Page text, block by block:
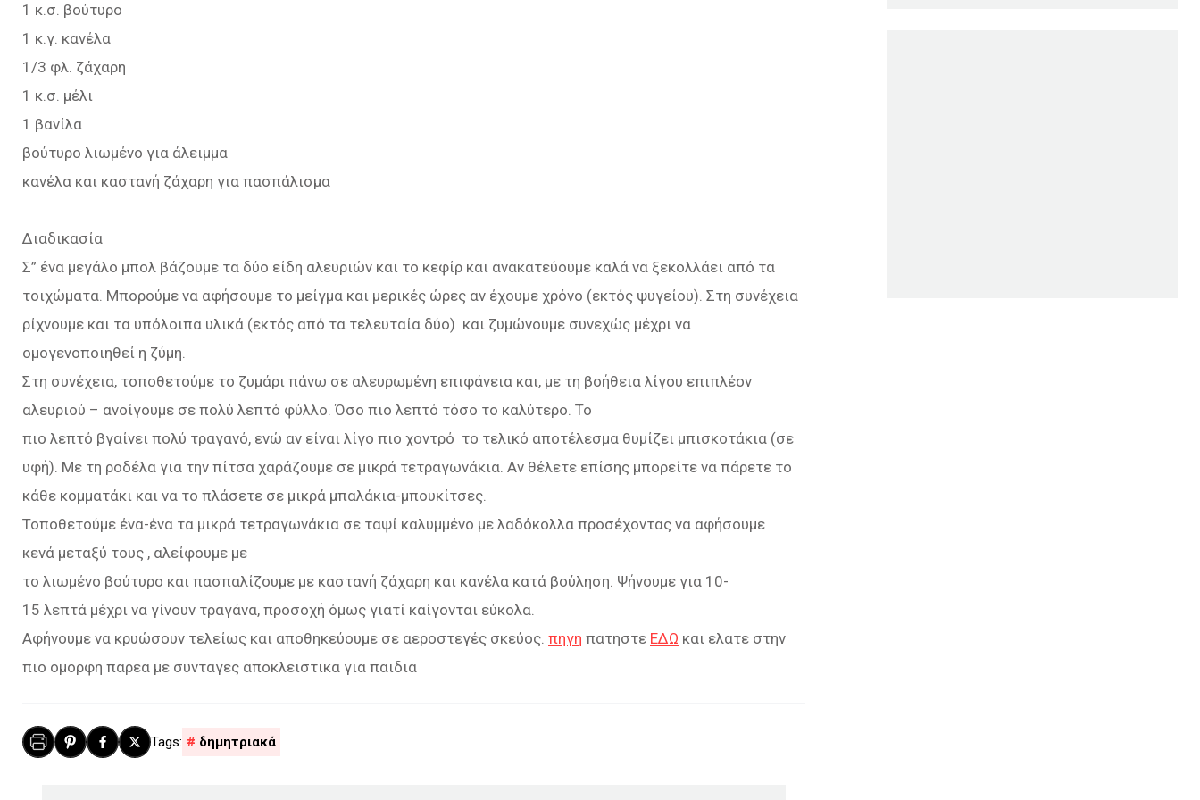
1 κ.σ. βούτυρο
1 κ.γ. κανέλα
1/3 φλ. ζάχαρη
1 κ.σ. μέλι
1 βανίλα
βούτυρο λιωμένο για άλειμμα
κανέλα και καστανή ζάχαρη για πασπάλισμα
Διαδικασία
Σ” ένα μεγάλο μπολ βάζουμε τα δύο είδη αλευριών και το κεφίρ και ανακατεύουμε καλά να ξεκολλάει από τα
τοιχώματα. Μπορούμε να αφήσουμε το μείγμα και μερικές ώρες αν έχουμε χρόνο (εκτός ψυγείου). Στη συνέχεια
ρίχνουμε και τα υπόλοιπα υλικά (εκτός από τα τελευταία δύο) και ζυμώνουμε συνεχώς μέχρι να
ομογενοποιηθεί η ζύμη.
Στη συνέχεια, τοποθετούμε το ζυμάρι πάνω σε αλευρωμένη επιφάνεια και, με τη βοήθεια λίγου επιπλέον
αλευριού – ανοίγουμε σε πολύ λεπτό φύλλο. Όσο πιο λεπτό τόσο το καλύτερο. Το
πιο λεπτό βγαίνει πολύ τραγανό, ενώ αν είναι λίγο πιο χοντρό το τελικό αποτέλεσμα θυμίζει μπισκοτάκια (σε
υφή). Με τη ροδέλα για την πίτσα χαράζουμε σε μικρά τετραγωνάκια. Αν θέλετε επίσης μπορείτε να πάρετε το
κάθε κομματάκι και να το πλάσετε σε μικρά μπαλάκια-μπουκίτσες.
Τοποθετούμε ένα-ένα τα μικρά τετραγωνάκια σε ταψί καλυμμένο με λαδόκολλα προσέχοντας να αφήσουμε
κενά μεταξύ τους , αλείφουμε με
το λιωμένο βούτυρο και πασπαλίζουμε με καστανή ζάχαρη και κανέλα κατά βούληση. Ψήνουμε για 10-
15 λεπτά μέχρι να γίνουν τραγάνα, προσοχή όμως γιατί καίγονται εύκολα.
Αφήνουμε να κρυώσουν τελείως και αποθηκεύουμε σε αεροστεγές σκεύος. πηγη πατηστε ΕΔΩ και ελατε στην
πιο ομορφη παρεα με συνταγες αποκλειστικα για παιδια
δημητριακά